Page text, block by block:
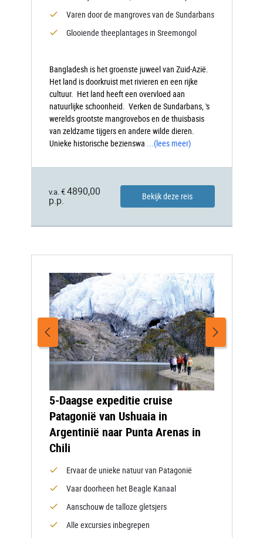
Varen door de mangroves van de Sundarbans
Glooiende theeplantages in Sreemongol
Bangladesh is het groenste juweel van Zuid-Azië.
Het land is doorkruist met rivieren en een rijke
cultuur. Het land heeft een overvloed aan
natuurlijke schoonheid. Verken de Sundarbans, 's
werelds grootste mangrovebos en de thuisbasis
van zeldzame tijgers en andere wilde dieren.
Unieke historische bezienswa ...(lees meer)
v.a. € 4890,00
p.p.
Bekijk deze reis
5-Daagse expeditie cruise
Patagonië van Ushuaia in
Argentinië naar Punta Arenas in
Chili
Ervaar de unieke natuur van Patagonië
Vaar doorheen het Beagle Kanaal
Aanschouw de talloze gletsjers
Alle excursies inbegrepen